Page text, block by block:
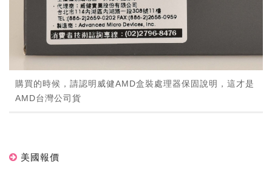
購買的時候，請認明威健AMD盒裝處理器保固說明，這才是
AMD台灣公司貨
美國報價